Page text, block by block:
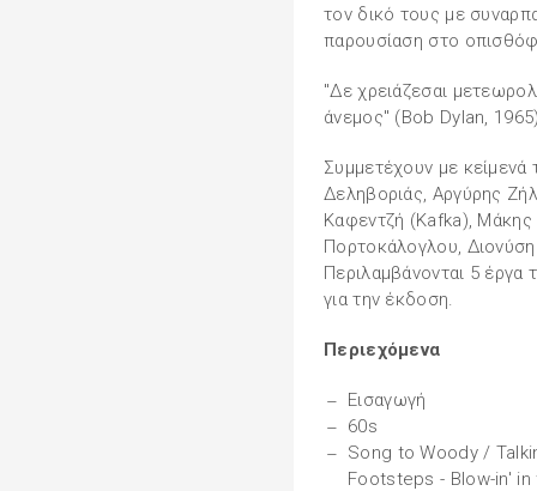
τον δικό τους με
παρουσίαση στο
"Δε χρειάζεσαι
άνεμος" (Bob Dylan,
Συμμετέχουν με κείμενά
Δεληβοριάς, Αργύρης
Καφεντζή (Kafka), Μάκης
Πορτοκάλογλου,
Περιλαμβάνονται 5 έργα
για την έκδοση.
Περιεχόμενα
Εισαγωγή
60s
Song to Woody /
Footsteps - Blow-in' in